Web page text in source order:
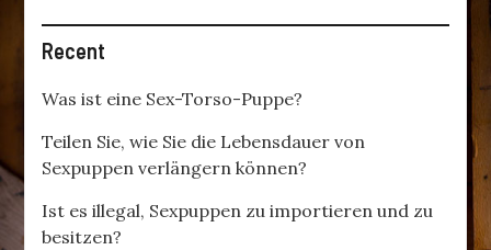
Recent
Was ist eine Sex-Torso-Puppe?
Teilen Sie, wie Sie die Lebensdauer von
Sexpuppen verlängern können?
Ist es illegal, Sexpuppen zu importieren und zu
besitzen?